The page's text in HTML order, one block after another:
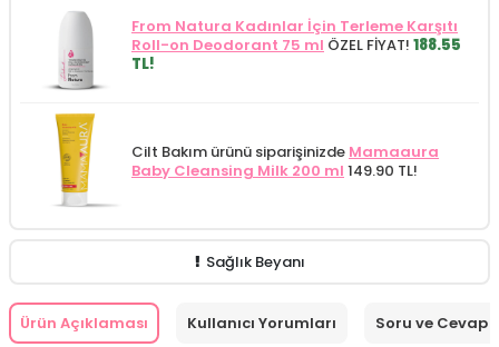
From Natura Kadınlar İçin Terleme Karşıtı
Roll-on Deodorant 75 ml ÖZEL FİYAT! 188.55
TL!
Cilt Bakım ürünü siparişinizde Mamaaura
Baby Cleansing Milk 200 ml 149.90 TL!
Sağlık Beyanı
Ürün Açıklaması Kullanıcı Yorumları Soru ve Cevap